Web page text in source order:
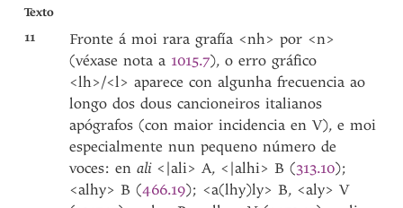
Texto
11
Fronte á moi rara grafía <nh> por <n>
(véxase nota a 1015.7), o erro gráfico
<lh>/<l> aparece con algunha frecuencia ao
longo dos dous cancioneiros italianos
apógrafos (con maior incidencia en V), e moi
especialmente nun pequeno número de
voces: enali<|ali> A, <|alhi> B (313.10);
<alhy> B (466.19); <a(lhy)ly> B, <aly> V